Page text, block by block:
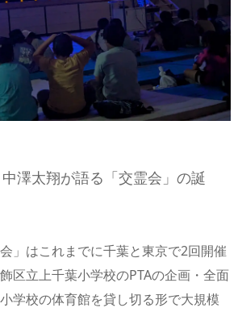
澤太翔が語る「交霊会」の誕
」はこれまでに千葉と東京で2回開催
区立上千葉小学校のPTAの企画・全面
学校の体育館を貸し切る形で大規模